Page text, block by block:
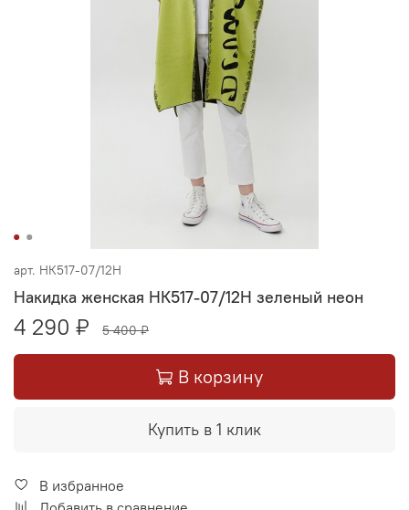
арт. НК517-07/12Н
Накидка женская НК517-07/12Н зеленый неон
4 290 ₽ 5 400 ₽
В корзину
Купить в 1 клик
В избранное